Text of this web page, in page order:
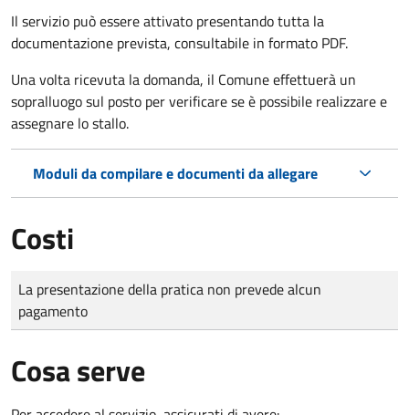
Il servizio può essere attivato presentando tutta la
documentazione prevista, consultabile in formato PDF.
Una volta ricevuta la domanda, il Comune effettuerà un
sopralluogo sul posto per verificare se è possibile realizzare e
assegnare lo stallo.
Moduli da compilare e documenti da allegare
Costi
Tipo di pagamento
Importo
La presentazione della pratica non prevede alcun
pagamento
Cosa serve